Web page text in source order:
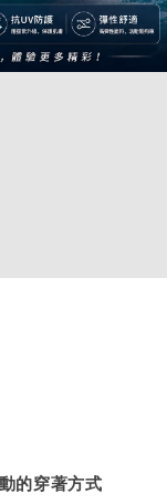
的穿著方式